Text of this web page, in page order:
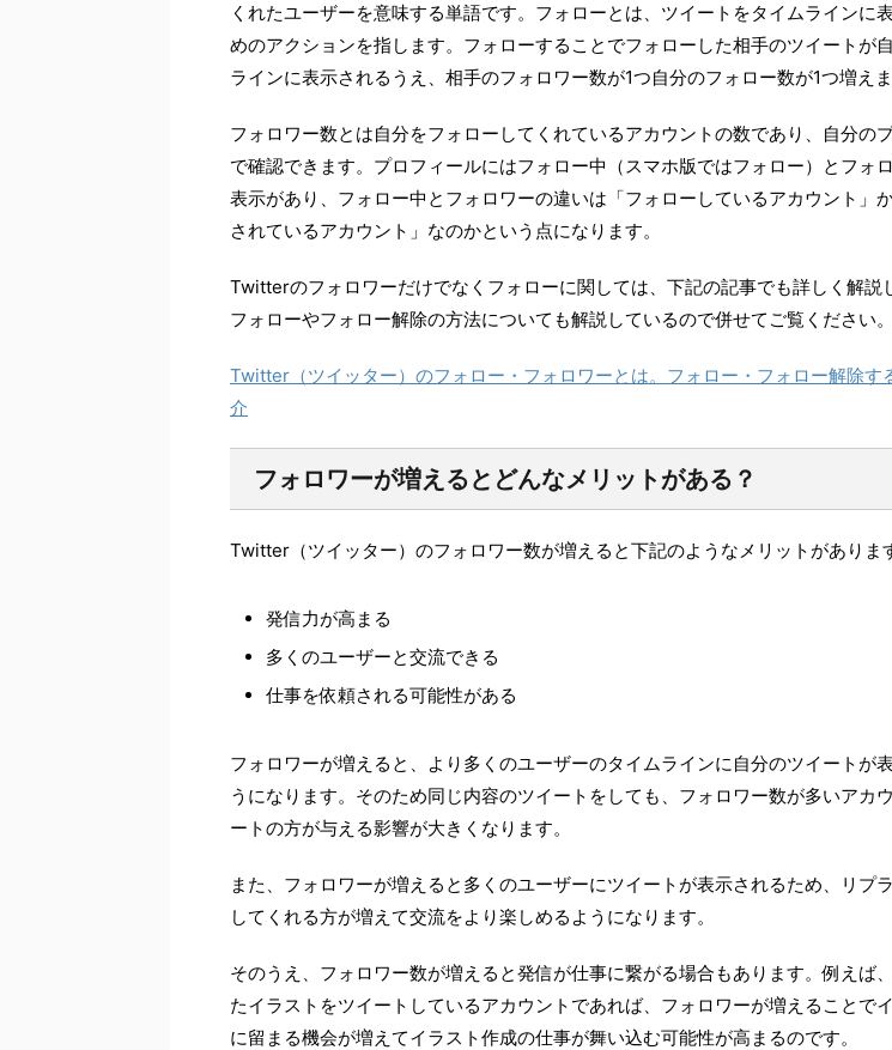
くれたユーザーを意味する単語です。フォローとは、ツイートをタイムラインに
めのアクションを指します。フォローすることでフォローした相手のツイートが
ラインに表示されるうえ、相手のフォロワー数が1つ自分のフォロー数が1つ増えま
フォロワー数とは自分をフォローしてくれているアカウントの数であり、自分の
で確認できます。プロフィールにはフォロー中（スマホ版ではフォロー）とフォ
表示があり、フォロー中とフォロワーの違いは「フォローしているアカウント」
されているアカウント」なのかという点になります。
Twitterのフォロワーだけでなくフォローに関しては、下記の記事でも詳しく解説
フォローやフォロー解除の方法についても解説しているので併せてご覧ください。
Twitter（ツイッター）のフォロー・フォロワーとは。フォロー・フォロー解除す
介
フォロワーが増えるとどんなメリットがある？
Twitter（ツイッター）のフォロワー数が増えると下記のようなメリットがありま
発信力が高まる
多くのユーザーと交流できる
仕事を依頼される可能性がある
フォロワーが増えると、より多くのユーザーのタイムラインに自分のツイートが
うになります。そのため同じ内容のツイートをしても、フォロワー数が多いアカ
ートの方が与える影響が大きくなります。
また、フォロワーが増えると多くのユーザーにツイートが表示されるため、リプラ
してくれる方が増えて交流をより楽しめるようになります。
そのうえ、フォロワー数が増えると発信が仕事に繋がる場合もあります。例えば
たイラストをツイートしているアカウントであれば、フォロワーが増えることで
に留まる機会が増えてイラスト作成の仕事が舞い込む可能性が高まるのです。